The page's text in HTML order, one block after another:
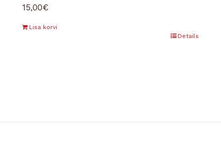
15,00€
Lisa korvi
Details